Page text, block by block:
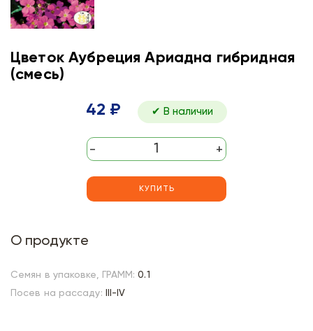
Цветок Аубреция Ариадна гибридная
(смесь)
42 ₽ ✔ В наличии
- +
КУПИТЬ
О продукте
Семян в упаковке, ГРАММ: 0.1
Посев на рассаду:
III-IV